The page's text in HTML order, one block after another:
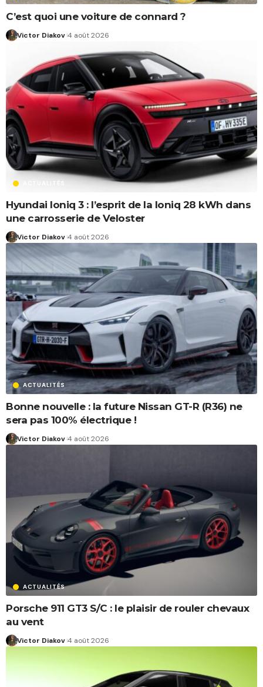
C’est quoi une voiture de connard ?
Victor Diakov 4 août 2026
ACTUALITÉS
Hyundai Ioniq 3 : l’esprit de la Ioniq 28 kWh dans
une carrosserie de Veloster
Victor Diakov 4 août 2026
ACTUALITÉS
Bonne nouvelle : la future Nissan GT-R (R36) ne
sera pas 100% électrique !
Victor Diakov 4 août 2026
ACTUALITÉS
Porsche 911 GT3 S/C : le plaisir de rouler chevaux
au vent
Victor Diakov 4 août 2026